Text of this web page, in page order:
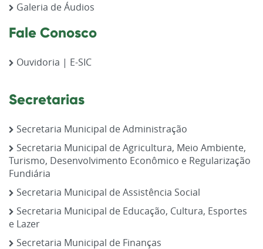
Galeria de Áudios
Fale Conosco
Ouvidoria | E-SIC
Secretarias
Secretaria Municipal de Administração
Secretaria Municipal de Agricultura, Meio Ambiente,
Turismo, Desenvolvimento Econômico e Regularização
Fundiária
Secretaria Municipal de Assistência Social
Secretaria Municipal de Educação, Cultura, Esportes
e Lazer
Secretaria Municipal de Finanças